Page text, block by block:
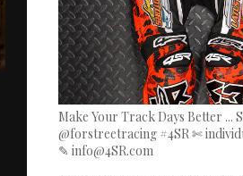
Make Your Track Days Better ...
@forstreetracing #4SR ✄
✎ info@4SR.com